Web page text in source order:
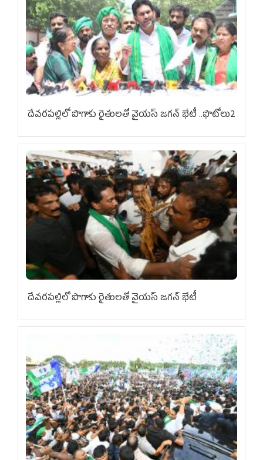
దేవరపల్లిలో పొగాకు రైతులతో వైయస్ జగన్ భేటీ ..ఫొటోలు2
దేవరపల్లిలో పొగాకు రైతులతో వైయస్ జగన్ భేటీ